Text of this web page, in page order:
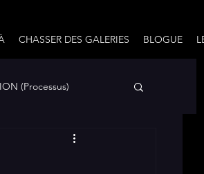
CHASSER DES GALERIES BLOGUE
(Processus)
Avec un grand Q...